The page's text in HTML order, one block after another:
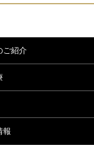
ご紹介
報